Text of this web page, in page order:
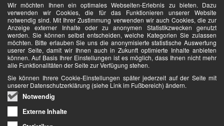
Wir möchten Ihnen ein optimales Webseiten-Erlebnis zu bieten. Dazu
verwenden wir Cookies, die für das Funktionieren unserer Website
notwendig sind. Mit Ihrer Zustimmung verwenden wir auch Cookies, die zur
Anzeige externer Inhalte oder zu anonymen Statistikzwecken genutzt
werden. Sie können selbst entscheiden, welche Kategorien Sie zulassen
möchten. Bitte erlauben Sie uns die anonymisierte statistische Auswertung
userer Seite, damit wir Ihnen auch in Zukunft optimierte Inhalte anbieten
können. Auf Basis Ihrer Einstellungen ist es möglich, dass Ihnen nicht mehr
alle Funktionalitäten der Seite zur Verfügung stehen.
Sie können Ihrere Cookie-Einstellungen später jederzeit auf der Seite mit
unserer Datenschutzerklärung (siehe Link im Fußbereich) ändern.
Notwendig
Externe Inhalte